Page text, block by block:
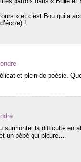
» et c’est Bou qui a
!
et plein de poésie.
surmonter la difficulté en
un bébé qui pleure….